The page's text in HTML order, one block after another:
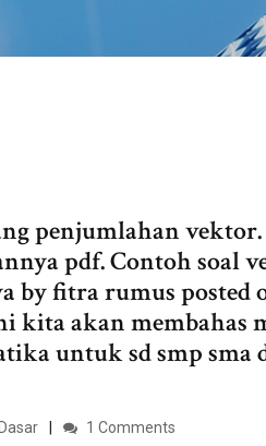
penjumlahan
pdf. Contoh soal
by fitra rumus posted
kita akan membahas
untuk sd smp sma
1 Comments